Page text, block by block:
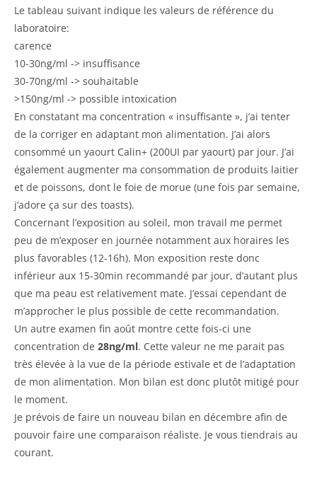
Le tableau suivant indique les valeurs de référence du
laboratoire:
carence
10-30ng/ml -> insuffisance
30-70ng/ml -> souhaitable
>150ng/ml -> possible intoxication
En constatant ma concentration « insuffisante », j’ai tenter
de la corriger en adaptant mon alimentation. J’ai alors
consommé un yaourt Calin+ (200UI par yaourt) par jour. J’ai
également augmenter ma consommation de produits laitier
et de poissons, dont le foie de morue (une fois par semaine,
j’adore ça sur des toasts).
Concernant l’exposition au soleil, mon travail me permet
peu de m’exposer en journée notamment aux horaires les
plus favorables (12-16h). Mon exposition reste donc
inférieur aux 15-30min recommandé par jour, d’autant plus
que ma peau est relativement mate. J’essai cependant de
m’approcher le plus possible de cette recommandation.
Un autre examen fin août montre cette fois-ci une
concentration de 28ng/ml. Cette valeur ne me parait pas
très élevée à la vue de la période estivale et de l’adaptation
de mon alimentation. Mon bilan est donc plutôt mitigé pour
le moment.
Je prévois de faire un nouveau bilan en décembre afin de
pouvoir faire une comparaison réaliste. Je vous tiendrais au
courant.